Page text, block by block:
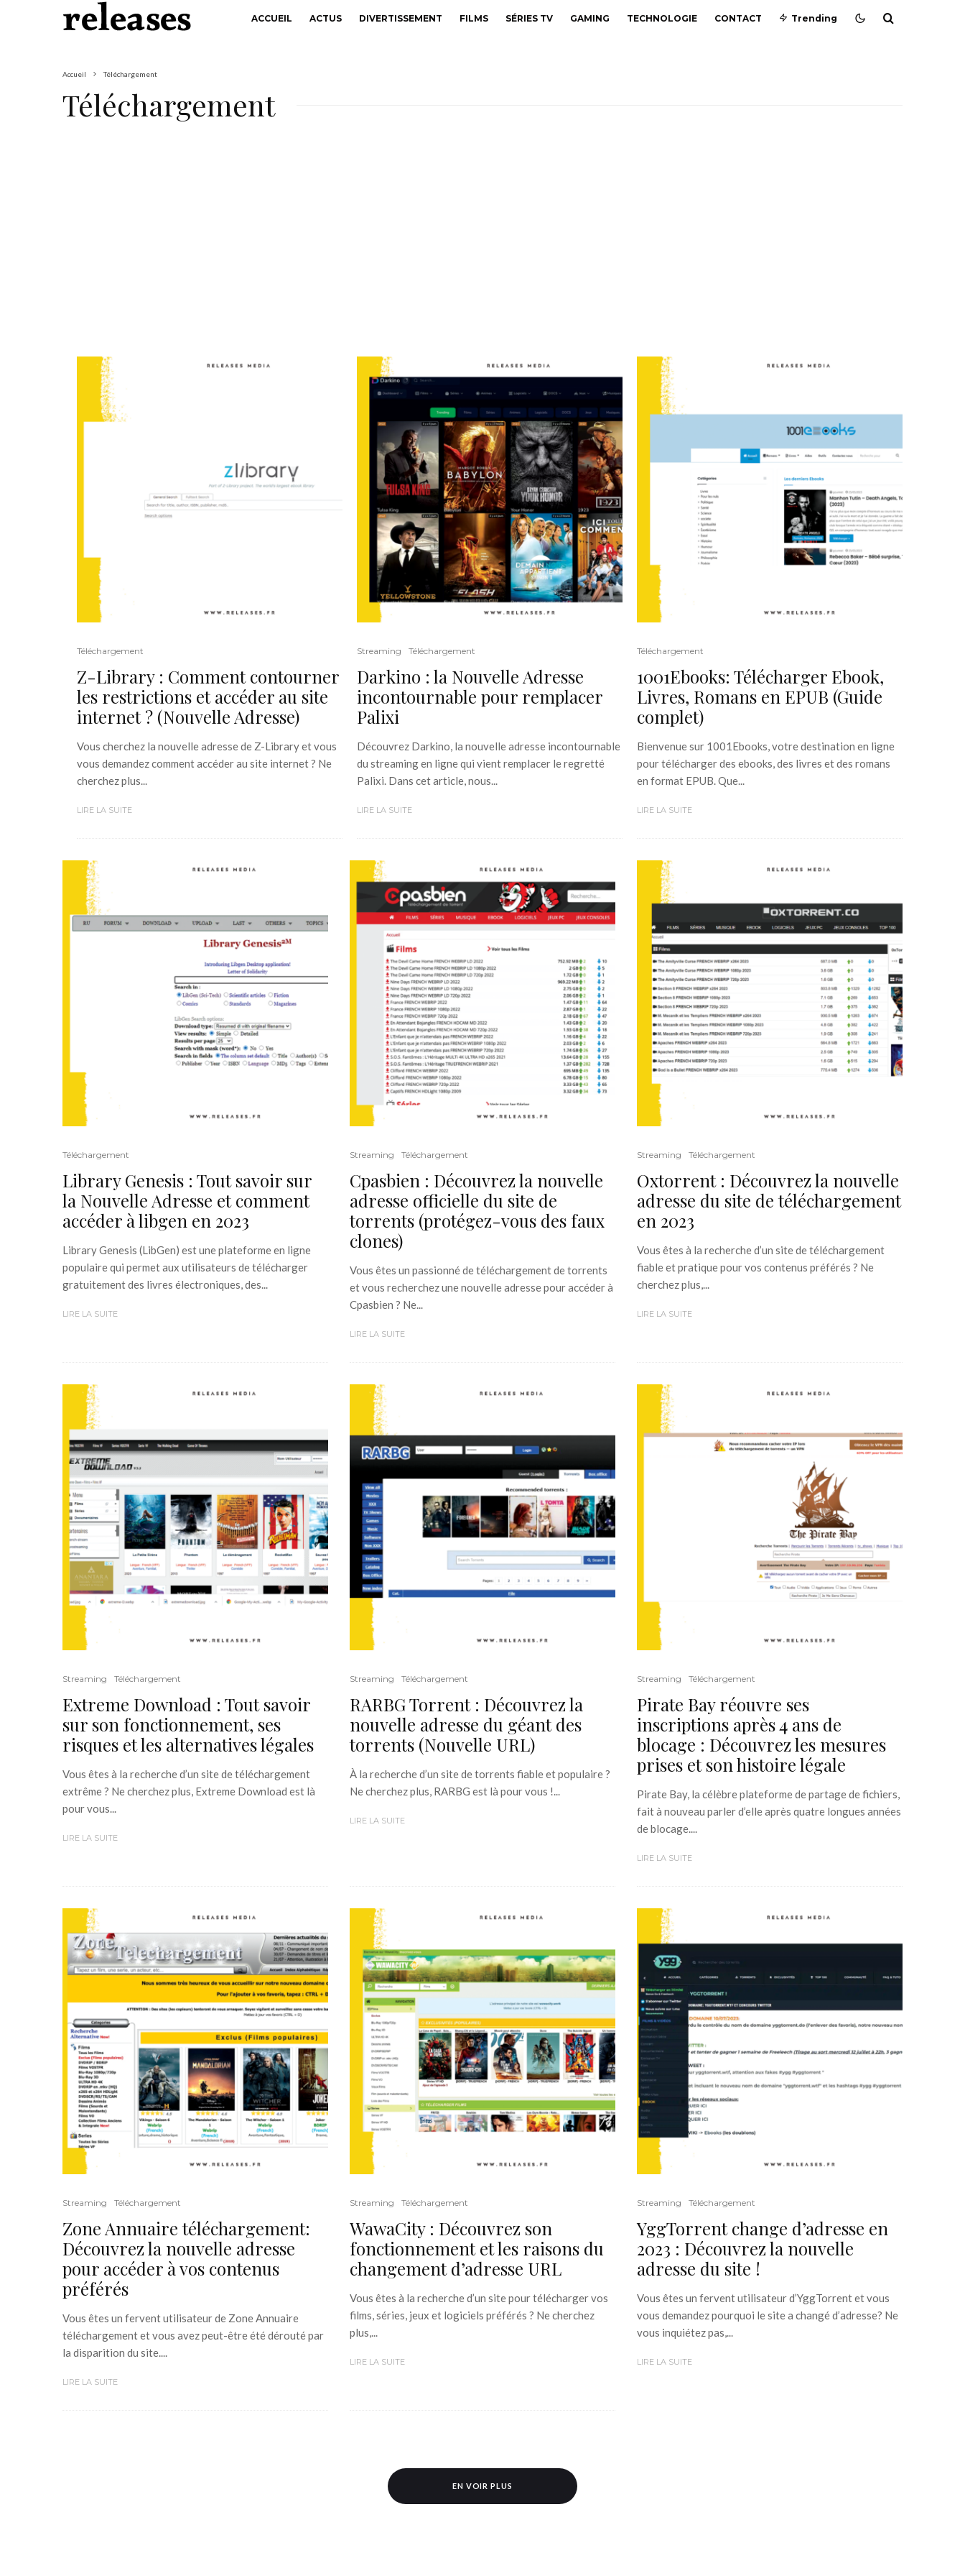
ACCUEIL ACTUS DIVERTISSEMENT FILMS SÉRIES TV GAMING TECHNOLOGIE CONTACT Trending
Accueil Téléchargement
Téléchargement
Téléchargement
Z-Library : Comment contourner
les restrictions et accéder au site
internet ? (Nouvelle Adresse)
Vous cherchez la nouvelle adresse de Z-Library et vous
vous demandez comment accéder au site internet ? Ne
cherchez plus...
LIRE LA SUITE
Streaming Téléchargement
Darkino : la Nouvelle Adresse
incontournable pour remplacer
Palixi
Découvrez Darkino, la nouvelle adresse incontournable
du streaming en ligne qui vient remplacer le regretté
Palixi. Dans cet article, nous...
LIRE LA SUITE
Téléchargement
1001Ebooks: Télécharger Ebook,
Livres, Romans en EPUB (Guide
complet)
Bienvenue sur 1001Ebooks, votre destination en ligne
pour télécharger des ebooks, des livres et des romans
en format EPUB. Que...
LIRE LA SUITE
Téléchargement
Library Genesis : Tout savoir sur
la Nouvelle Adresse et comment
accéder à libgen en 2023
Library Genesis (LibGen) est une plateforme en ligne
populaire qui permet aux utilisateurs de télécharger
gratuitement des livres électroniques, des...
LIRE LA SUITE
Streaming Téléchargement
Cpasbien : Découvrez la nouvelle
adresse officielle du site de
torrents (protégez-vous des faux
clones)
Vous êtes un passionné de téléchargement de torrents
et vous recherchez une nouvelle adresse pour accéder à
Cpasbien ? Ne...
LIRE LA SUITE
Streaming Téléchargement
Oxtorrent : Découvrez la nouvelle
adresse du site de téléchargement
en 2023
Vous êtes à la recherche d’un site de téléchargement
fiable et pratique pour vos contenus préférés ? Ne
cherchez plus,...
LIRE LA SUITE
Streaming Téléchargement
Extreme Download : Tout savoir
sur son fonctionnement, ses
risques et les alternatives légales
Vous êtes à la recherche d’un site de téléchargement
extrême ? Ne cherchez plus, Extreme Download est là
pour vous...
LIRE LA SUITE
Streaming Téléchargement
RARBG Torrent : Découvrez la
nouvelle adresse du géant des
torrents (Nouvelle URL)
À la recherche d’un site de torrents fiable et populaire ?
Ne cherchez plus, RARBG est là pour vous !...
LIRE LA SUITE
Streaming Téléchargement
Pirate Bay réouvre ses
inscriptions après 4 ans de
blocage : Découvrez les mesures
prises et son histoire légale
Pirate Bay, la célèbre plateforme de partage de fichiers,
fait à nouveau parler d’elle après quatre longues années
de blocage....
LIRE LA SUITE
Streaming Téléchargement
Zone Annuaire téléchargement:
Découvrez la nouvelle adresse
pour accéder à vos contenus
préférés
Vous êtes un fervent utilisateur de Zone Annuaire
téléchargement et vous avez peut-être été dérouté par
la disparition du site....
LIRE LA SUITE
Streaming Téléchargement
WawaCity : Découvrez son
fonctionnement et les raisons du
changement d’adresse URL
Vous êtes à la recherche d’un site pour télécharger vos
films, séries, jeux et logiciels préférés ? Ne cherchez
plus,...
LIRE LA SUITE
Streaming Téléchargement
YggTorrent change d’adresse en
2023 : Découvrez la nouvelle
adresse du site !
Vous êtes un fervent utilisateur d’YggTorrent et vous
vous demandez pourquoi le site a changé d’adresse? Ne
vous inquiétez pas,...
LIRE LA SUITE
EN VOIR PLUS